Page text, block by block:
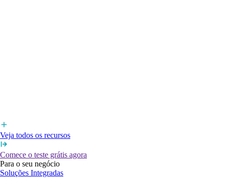
Veja todos os recursos
Comece o teste grátis agora
Para o seu negócio
Soluções Integradas